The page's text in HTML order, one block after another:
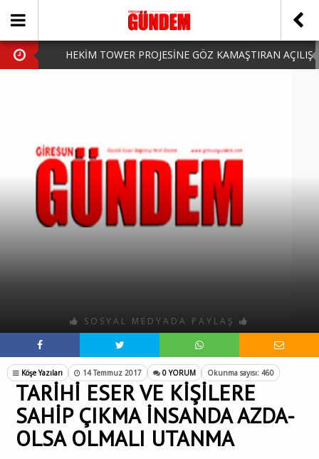
HEKİM TOWER PROJESİNE GÖZ KAMAŞTIRAN AÇILIŞ
HARUN CİCİ: VİDEOYU GÖRÜNCE GÖZLERİM DOLDU
SOSYAL MEDYADA PAYLAŞ
Köşe Yazıları 14 Temmuz 2017 0 YORUM Okunma sayısı: 460
TARİHİ ESER VE KİŞİLERE
SAHİP ÇIKMA İNSANDA AZDA-
OLSA OLMALI UTANMA